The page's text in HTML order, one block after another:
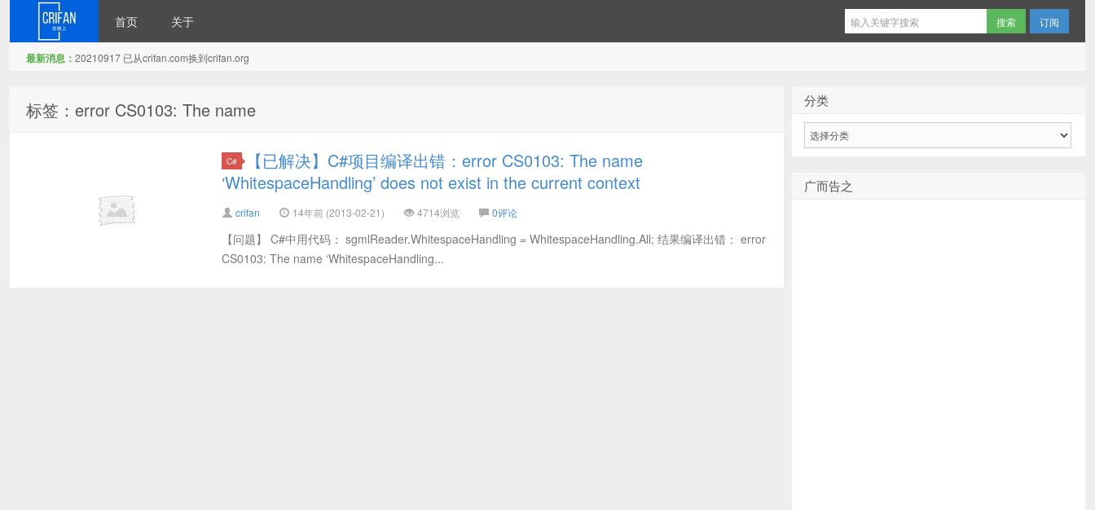
首页 关于 订阅
最新消息： 20210917 已从crifan.com换到crifan.org
标签：error CS0103: The name
C#
【已解决】C#项目编译出错：error CS0103: The name
‘WhitespaceHandling’ does not exist in the current context
crifan 14年前 (2013-02-21) 4714浏览 0评论
【问题】 C#中用代码： sgmlReader.WhitespaceHandling = WhitespaceHandling.All; 结果编译出错： error
CS0103: The name ‘WhitespaceHandling...
分类
广而告之